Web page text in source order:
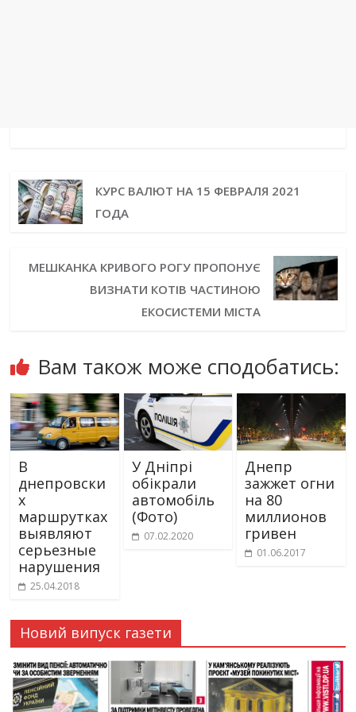
КУРС ВАЛЮТ НА 15 ФЕВРАЛЯ 2021
ГОДА
МЕШКАНКА КРИВОГО РОГУ ПРОПОНУЄ
ВИЗНАТИ КОТІВ ЧАСТИНОЮ
ЕКОСИСТЕМИ МІСТА
Вам також може сподобатись:
В
днепровски
х
маршрутках
выявляют
серьезные
нарушения
25.04.2018
У Дніпрі
обікрали
автомобіль
(Фото)
07.02.2020
Днепр
зажжет огни
на 80
миллионов
гривен
01.06.2017
Новий випуск газети